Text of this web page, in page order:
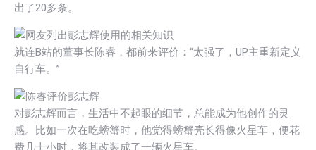
出了20多条。
就连B站的董事长陈睿，都前来评价：“太强了，UP主重新定义
自行车。”
对彭志辉而言，生活中不起眼的细节，总能成为他创作的灵
感。比如一次在吃螃蟹时，他觉得螃蟹壳长得像火星车，便花
费几十小时，将其改装成了一辆火星车。